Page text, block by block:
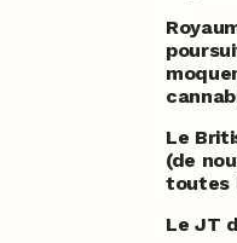
Le
(de
toutes
Le JT